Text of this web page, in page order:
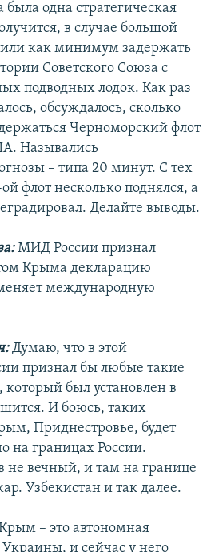
одна стратегическая
в случае большой
как минимум задержать
Советского Союза с
подводных лодок. Как раз
обсуждалось, сколько
Черноморский флот
Назывались
– типа 20 минут. С тех
флот несколько поднялся, а
Делайте выводы.
МИД России признал
Крыма декларацию
международную
Думаю, что в этой
признал бы любые такие
был установлен в
И боюсь, таких
Приднестровье, будет
на границах России.
не вечный, и там на границе
Узбекистан и так далее.
– это автономная
Украины, и сейчас у него